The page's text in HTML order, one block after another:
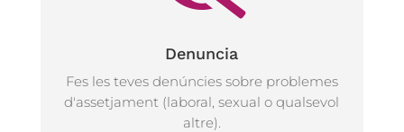
Denuncia
Fes les teves denúncies sobre problemes
d'assetjament (laboral, sexual o qualsevol
altre).